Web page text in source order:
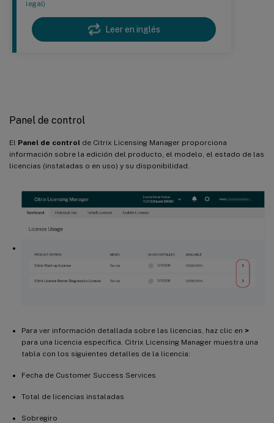
legal)
Leer en inglés
Panel de control
El Panel de control de Citrix Licensing Manager proporciona
información sobre la edición del producto, el modelo, el estado de las
licencias (instaladas o en uso) y su disponibilidad.
Para ver información detallada sobre las licencias, haz clic en >
para una licencia específica. Citrix Licensing Manager muestra una
tabla con los siguientes detalles de la licencia:
Fecha de Customer Success Services
Total de licencias instaladas
Sobregiro